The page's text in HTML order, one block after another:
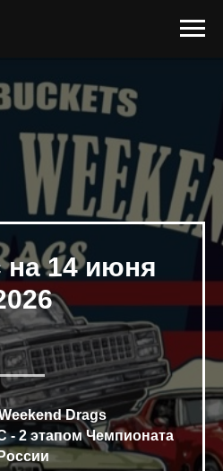
на 14 июня
Drags
- 2 этапом Чемпионата
России